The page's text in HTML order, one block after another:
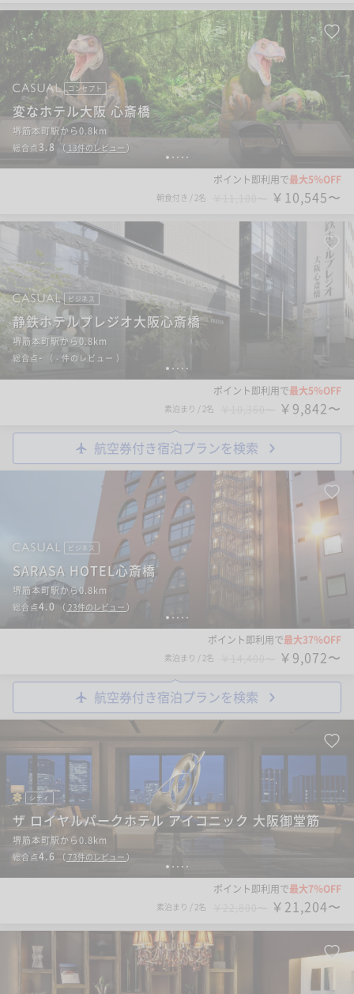
1 2 3 4 5
コンセプト
変なホテル大阪 心斎橋
堺筋本町駅から0.8km
総合点 3.8 （ 13件のレビュー ）
ポイント即利用で最大5％OFF
朝食付き / 2名 ￥10,545〜
1 2 3 4 5
ビジネス
静鉄ホテルプレジオ大阪心斎橋
堺筋本町駅から0.8km
総合点- （ - 件のレビュー ）
ポイント即利用で最大5％OFF
素泊まり / 2名 ￥9,842〜
航空券付き宿泊プランを検索
1 2 3 4 5
ビジネス
SARASA HOTEL心斎橋
堺筋本町駅から0.8km
総合点4.0 （ 23件のレビュー ）
ポイント即利用で最大37％OFF
素泊まり / 2名 ￥9,072〜
航空券付き宿泊プランを検索
1 2 3 4 5
シティ
ザ ロイヤルパークホテル アイコニック 大阪御堂筋
堺筋本町駅から0.8km
総合点4.6 （ 73件のレビュー ）
ポイント即利用で最大7％OFF
素泊まり / 2名 ￥21,204〜